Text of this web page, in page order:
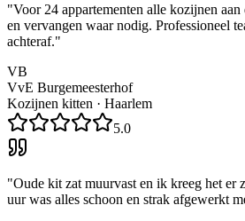
"Voor 24 appartementen alle kozijnen
en vervangen waar nodig. Professioneel
achteraf."
VB
VvE Burgemeesterhof
Kozijnen kitten · Haarlem
5.0
"Oude kit zat muurvast en ik kreeg het er
uur was alles schoon en strak afgewerkt